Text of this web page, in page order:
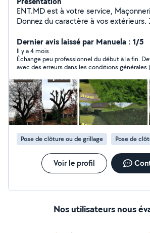
ENT.MD est à votre service, Maçonnerie paysagère
Donnez du caractère à vos extérieurs.
murets et murs de soutènements,
paysagères, terrasses en béton, pavés
que des allées extérieures conçues
votre espace. Professionnel de la pose de clôture
Rigide ,souples ,panneaux avec
Terrassement à Reims Confiez-moi la
votre terrain pour garantir la solidité
aménagements. Les travaux de
nivellement, la mise à niveau, la
terrasse, clôture ou jardin, ainsi que
terres sont réalisés avec méthode et
Création paysagère Spécialisé en création de jardin clé
en main, je réalise l'aménagement
mesure, la plantation,
contraintes du terrain, des usages et
Dernier avis laissé par Manuela : 1/5
Il y a 4 mois
Échange peu professionnel du début à la fin.
avec des erreurs dans les conditions générales
gestion du paiement confuse (RIB changé puis
pas effectuer le virement). La communication laisse
également à désirer. Nous avons préféré ne
Je ne recommande pas.
Pose de clôture ou de grillage Pose de
Voir le profil
Nos utilisateurs nous